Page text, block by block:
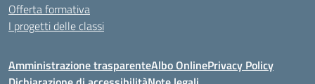
Offerta formativa
I progetti delle classi
Amministrazione trasparenteAlbo OnlinePrivacy Policy